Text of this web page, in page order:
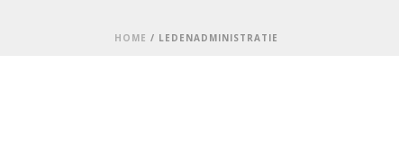
HOME / LEDENADMINISTRATIE